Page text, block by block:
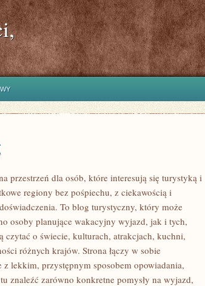
przestrzeń dla osób, które interesują się turystyką i
regiony bez pośpiechu, z ciekawością i
To blog turystyczny, który może
osoby planujące wakacyjny wyjazd, jak i tych,
czytać o świecie, kulturach, atrakcjach, kuchni,
różnych krajów. Strona łączy w sobie
z lekkim, przystępnym sposobem opowiadania,
znaleźć zarówno konkretne pomysły na wyjazd,